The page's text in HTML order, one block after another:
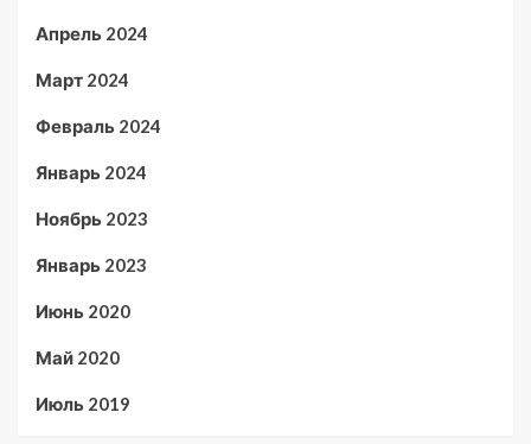
Апрель 2024
Март 2024
Февраль 2024
Январь 2024
Ноябрь 2023
Январь 2023
Июнь 2020
Май 2020
Июль 2019